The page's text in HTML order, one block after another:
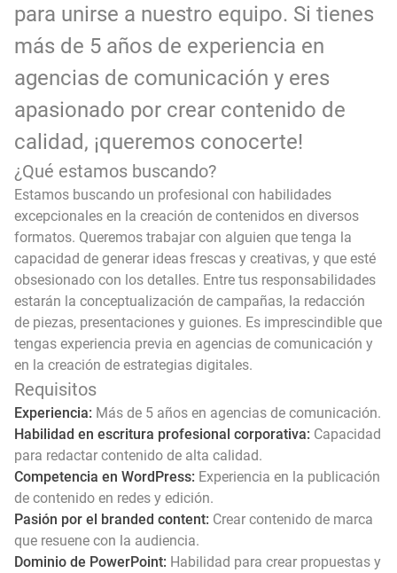
para unirse a nuestro equipo. Si tienes
más de 5 años de experiencia en
agencias de comunicación y eres
apasionado por crear contenido de
calidad, ¡queremos conocerte!
¿Qué estamos buscando?
Estamos buscando un profesional con habilidades
excepcionales en la creación de contenidos en diversos
formatos. Queremos trabajar con alguien que tenga la
capacidad de generar ideas frescas y creativas, y que esté
obsesionado con los detalles. Entre tus responsabilidades
estarán la conceptualización de campañas, la redacción
de piezas, presentaciones y guiones. Es imprescindible que
tengas experiencia previa en agencias de comunicación y
en la creación de estrategias digitales.
Requisitos
Experiencia: Más de 5 años en agencias de comunicación.
Habilidad en escritura profesional corporativa: Capacidad
para redactar contenido de alta calidad.
Competencia en WordPress: Experiencia en la publicación
de contenido en redes y edición.
Pasión por el branded content: Crear contenido de marca
que resuene con la audiencia.
Dominio de PowerPoint: Habilidad para crear propuestas y